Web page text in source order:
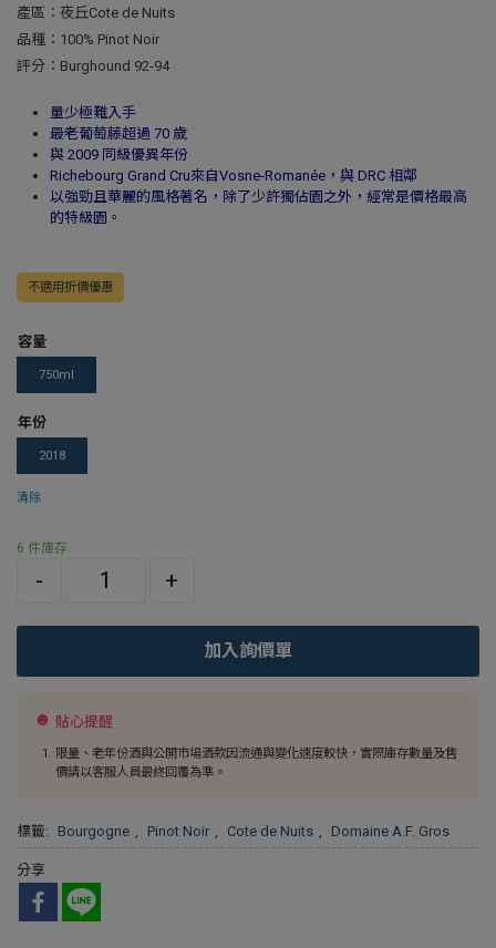
產區：夜丘Cote de Nuits
品種：100% Pinot Noir
評分：Burghound 92-94
量少極難入手
最老葡萄藤超過 70 歲
與 2009 同級優異年份
Richebourg Grand Cru來自Vosne-Romanée，與 DRC 相鄰
以強勁且華麗的風格著名，除了少許獨佔園之外，經常是價格最高
的特級園。
不適用折價優惠
容量
750ml
年份
2018
清除
6 件庫存
- +
加入詢價單
貼心提醒
限量、老年份酒與公開市場酒款因流通與變化速度較快，實際庫存數量及售
價請以客服人員最終回覆為準。
標籤: Bourgogne , Pinot Noir , Cote de Nuits , Domaine A.F. Gros
分享